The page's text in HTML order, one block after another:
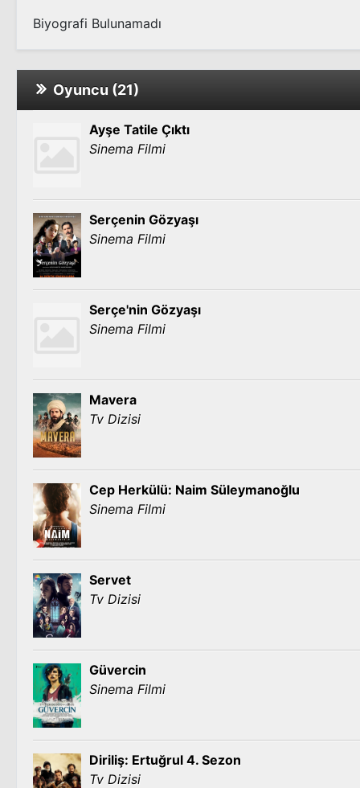
Biyografi Bulunamadı
Oyuncu (21)
Ayşe Tatile Çıktı
Sinema Filmi
Serçenin Gözyaşı
Sinema Filmi
Serçe'nin Gözyaşı
Sinema Filmi
Mavera
Tv Dizisi
Cep Herkülü: Naim Süleymanoğlu
Sinema Filmi
Servet
Tv Dizisi
Güvercin
Sinema Filmi
Diriliş: Ertuğrul 4. Sezon
Tv Dizisi